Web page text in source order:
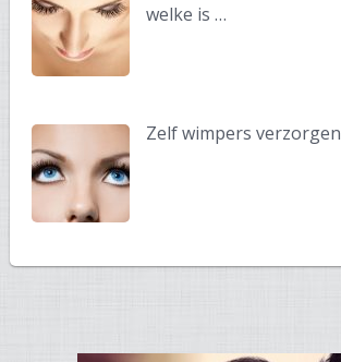
welke is …
Zelf wimpers verzorgen